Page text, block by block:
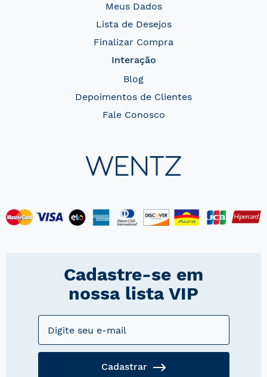
Meus Dados
Lista de Desejos
Finalizar Compra
Interação
Blog
Depoimentos de Clientes
Fale Conosco
Cadastre-se em
nossa lista VIP
Cadastrar